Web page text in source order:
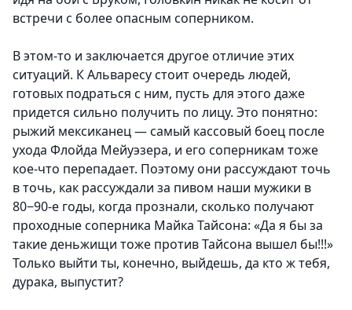
встречи с более опасным соперником.
В этом-то и заключается другое отличие этих
ситуаций. К Альваресу стоит очередь людей,
готовых подраться с ним, пусть для этого даже
придется сильно получить по лицу. Это понятно:
рыжий мексиканец — самый кассовый боец после
ухода Флойда Мейуэзера, и его соперникам тоже
кое-что перепадает. Поэтому они рассуждают точь
в точь, как рассуждали за пивом наши мужики в
80−90-е годы, когда прознали, сколько получают
проходные соперника Майка Тайсона: «Да я бы за
такие деньжищи тоже против Тайсона вышел бы!!!»
Только выйти ты, конечно, выйдешь, да кто ж тебя,
дурака, выпустит?